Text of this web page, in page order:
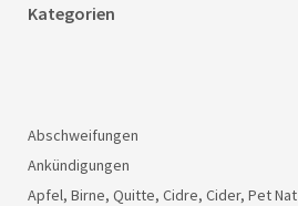
Kategorien
Abschweifungen
Ankündigungen
Apfel, Birne, Quitte, Cidre, Cider, Pet Nat